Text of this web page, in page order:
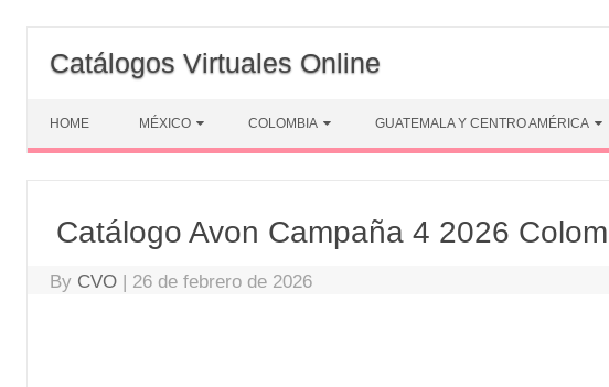
content
Catálogos Virtuales Online
HOME MÉXICO COLOMBIA GUATEMALA Y CENTRO AMÉRICA
Catálogo Avon Campaña 4 2026
By CVO | 26 de febrero de 2026